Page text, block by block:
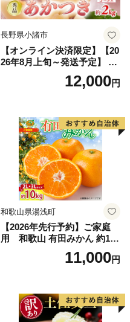
長野県小諸市
【オンライン決済限定】【20
26年8月上旬～発送予定】 先
行予約 「浅間水蜜桃プレミ
アム」 もも あかつき 秀品 約
果肉 長野県産 小諸市
12,000円
和歌山県湯浅町
【2026年先行予約】ご家庭
用 和歌山 有田みかん 約10k
g (2L、3Lサイズ)【湯浅町】
11,000円